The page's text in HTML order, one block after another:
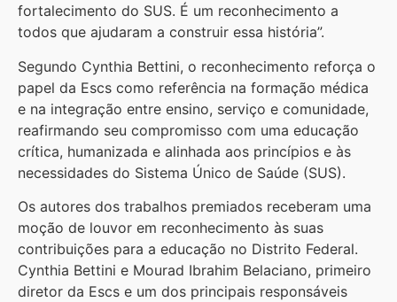
fortalecimento do SUS. É um reconhecimento a
todos que ajudaram a construir essa história”.
Segundo Cynthia Bettini, o reconhecimento reforça o
papel da Escs como referência na formação médica
e na integração entre ensino, serviço e comunidade,
reafirmando seu compromisso com uma educação
crítica, humanizada e alinhada aos princípios e às
necessidades do Sistema Único de Saúde (SUS).
Os autores dos trabalhos premiados receberam uma
moção de louvor em reconhecimento às suas
contribuições para a educação no Distrito Federal.
Cynthia Bettini e Mourad Ibrahim Belaciano, primeiro
diretor da Escs e um dos principais responsáveis